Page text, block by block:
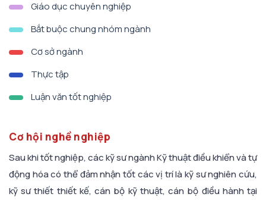
Giáo dục chuyên nghiệp
Bắt buộc chung nhóm ngành
Cơ sở ngành
Thực tập
Luận văn tốt nghiệp
Cơ hội nghề nghiệp
Sau khi tốt nghiệp, các kỹ sư ngành Kỹ thuật điều khiển và tự
động hóa có thể đảm nhận tốt các vị trí là kỹ sư nghiên cứu,
kỹ sư thiết thiết kế, cán bộ kỹ thuật, cán bộ điều hành tại